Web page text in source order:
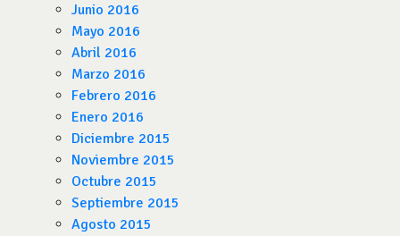
Junio 2016
Mayo 2016
Abril 2016
Marzo 2016
Febrero 2016
Enero 2016
Diciembre 2015
Noviembre 2015
Octubre 2015
Septiembre 2015
Agosto 2015